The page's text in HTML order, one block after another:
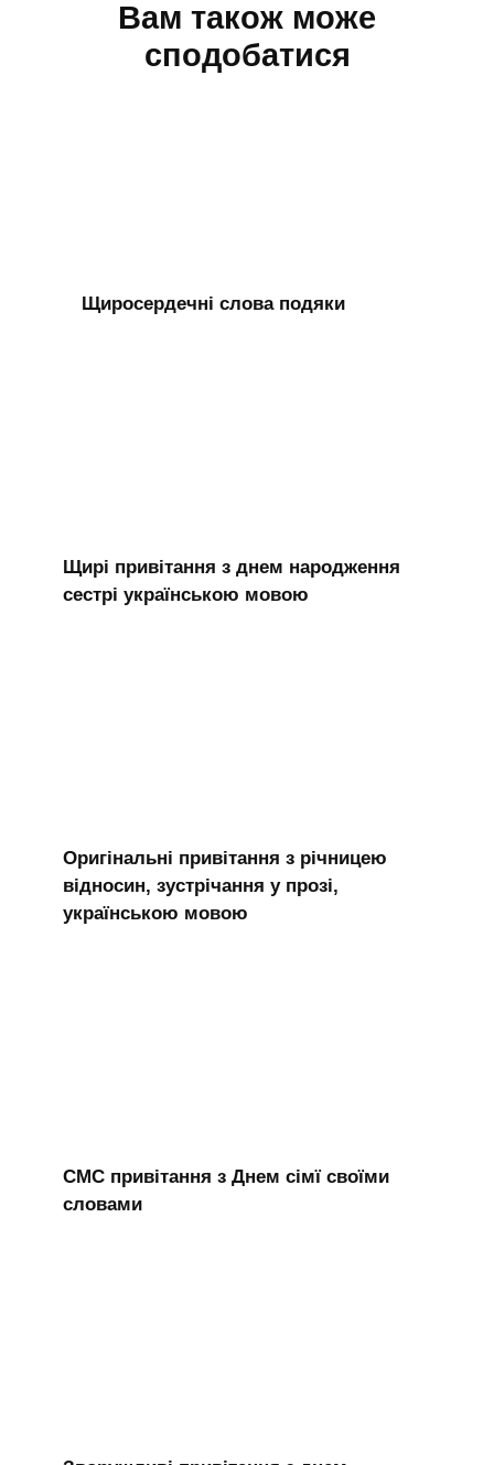
Вам також може
сподобатися
Щиросердечні cлова подяки
Щирі привітання з днем народження
сестрі українською мовою
Оригінальні привітання з річницею
відносин, зустрічання у прозі,
українською мовою
СМС привітання з Днем сімї своїми
словами